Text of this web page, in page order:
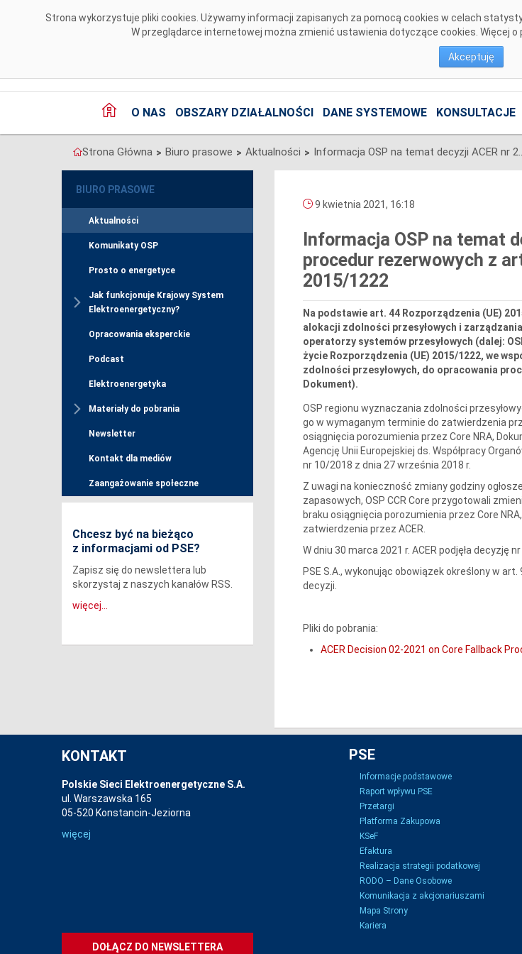
Strona wykorzystuje pliki cookies. Używamy informacji zapisanych za pomocą cookies w celach
W przeglądarce internetowej można zmienić ustawienia dotyczące cookies. Więcej
Akceptuję
O NAS OBSZARY DZIAŁALNOŚCI DANE SYSTEMOWE KONSULTACJE
Strona Główna > Biuro prasowe > Aktualności > Informacja OSP na temat decyzji ACER nr 2/
BIURO PRASOWE
Aktualności
Komunikaty OSP
Prosto o energetyce
Jak funkcjonuje Krajowy System
Elektroenergetyczny?
Opracowania eksperckie
Podcast
Elektroenergetyka
Materiały do pobrania
Newsletter
Kontakt dla mediów
Zaangażowanie społeczne
Chcesz być na bieżąco
z informacjami od PSE?
Zapisz się do newslettera lub
skorzystaj z naszych kanałów RSS.
więcej...
9 kwietnia 2021, 16:18
Informacja OSP na temat
procedur rezerwowych z
2015/1222
Na podstawie art. 44 Rozporządzenia (UE)
alokacji zdolności przesyłowych i
operatorzy systemów przesyłowych (dalej:
życie Rozporządzenia (UE) 2015/1222, we
zdolności przesyłowych, do opracowania
Dokument).
OSP regionu wyznaczania zdolności
go w wymaganym terminie do zatwierdzenia
osiągnięcia porozumienia przez Core NRA,
Agencję Unii Europejskiej ds. Współpracy
nr 10/2018 z dnia 27 września 2018 r.
Z uwagi na konieczność zmiany godziny
zapasowych, OSP CCR Core przygotowali
braku osiągnięcia porozumienia przez Core
zatwierdzenia przez ACER.
W dniu 30 marca 2021 r. ACER podjęła
PSE S.A., wykonując obowiązek określony w
decyzji.
Pliki do pobrania:
ACER Decision 02-2021 on Core Fallback
KONTAKT
Polskie Sieci Elektroenergetyczne S.A.
ul. Warszawska 165
05-520 Konstancin-Jeziorna
więcej
PSE
Informacje podstawowe
Raport wpływu PSE
Przetargi
Platforma Zakupowa
KSeF
Efaktura
Realizacja strategii podatkowej
RODO – Dane Osobowe
Komunikacja z akcjonariuszami
Mapa Strony
Kariera
DOŁĄCZ DO NEWSLETTERA